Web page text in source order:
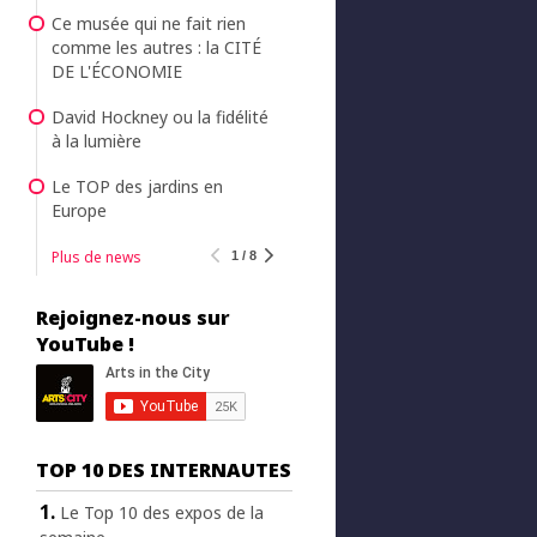
Ce musée qui ne fait rien
comme les autres : la CITÉ
DE L'ÉCONOMIE
David Hockney ou la fidélité
à la lumière
Le TOP des jardins en
Europe
Plus de news 1 / 8
Rejoignez-nous sur
YouTube !
TOP 10 DES INTERNAUTES
Le Top 10 des expos de la